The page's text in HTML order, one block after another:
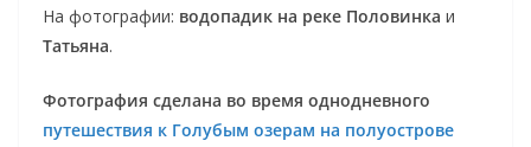
На фотографии: водопадик на реке Половинка и
Татьяна.
Фотография сделана во время однодневного
путешествия к Голубым озерам на полуострове